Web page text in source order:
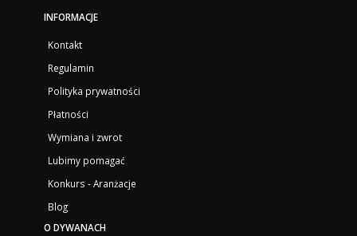
INFORMACJE
Kontakt
Regulamin
Polityka prywatności
Płatności
Wymiana i zwrot
Lubimy pomagać
Konkurs - Aranżacje
Blog
O DYWANACH